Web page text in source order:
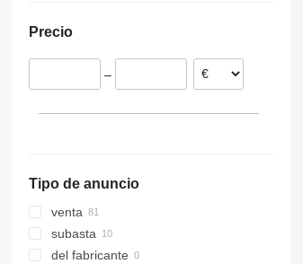
312
313
319
320
321
322
435S
436
8025
8026
8030
8035
3369
3394
R-series
Toucan
XS
XZ
Italia
Precio
–
Tipo de anuncio
venta
subasta
del fabricante